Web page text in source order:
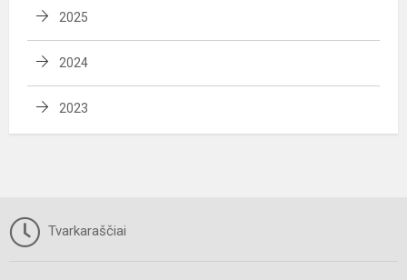
2025
2024
2023
Tvarkaraščiai